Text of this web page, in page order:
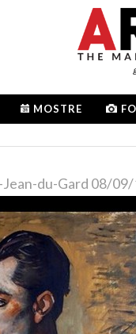
MOSTRE
du-Gard 08/